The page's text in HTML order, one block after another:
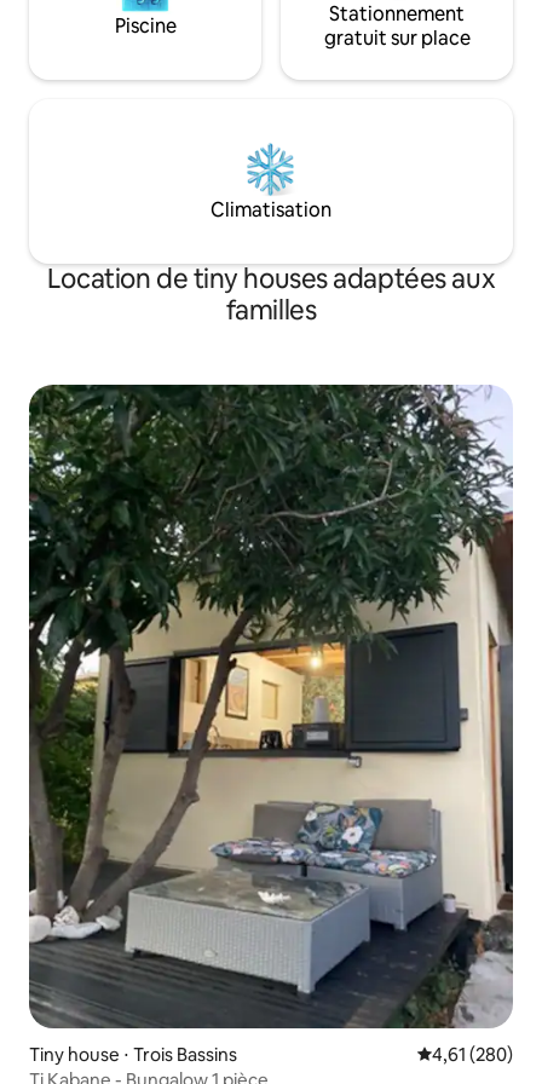
Piscine
Stationnement
gratuit sur place
Climatisation
Location de tiny houses adaptées aux
familles
Tiny house ⋅ Trois Bassins Évaluation
4,61 (280)
Ti Kabane - Bungalow 1 pièce